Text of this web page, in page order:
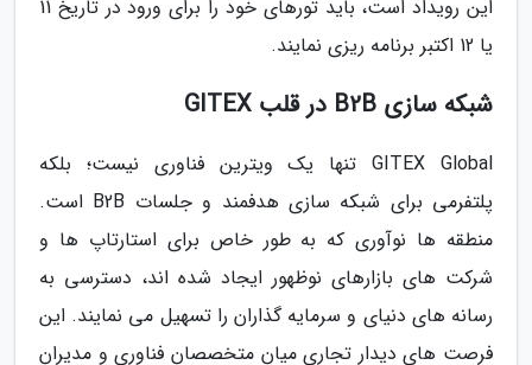
این رویداد است، باید تورهای خود را برای ورود در تاریخ 11
یا 12 اکتبر برنامه ریزی نمایند.
شبکه سازی B2B در قلب GITEX
GITEX Global تنها یک ویترین فناوری نیست؛ بلکه
پلتفرمی برای شبکه سازی هدفمند و جلسات B2B است.
منطقه ها نوآوری که به طور خاص برای استارتاپ ها و
شرکت های بازارهای نوظهور ایجاد شده اند، دسترسی به
رسانه های دنیای و سرمایه گذاران را تسهیل می نمایند. این
فرصت های دیدار تجاری میان متخصصان فناوری و مدیران